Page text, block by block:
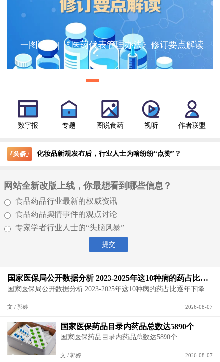
一图读懂 | 《医药代表管理办法》修订要点解读
数字报 专题 图说食药 视听 作者联盟
化妆品新规发布后，行业人士为啥纷纷“点赞”？
网站全新改版上线，你最想看到哪些信息？
食品药品行业最新的权威资讯
食品药品舆情事件的观点讨论
专家学者行业人士的“头脑风暴”
国家医保局公开数据分析 2023-2025年这10种病的药占比逐年下降
国家医保局公开数据分析 2023-2025年这10种病的药占比逐年下降
文 / 郭婷 2026-08-07
国家医保药品目录内药品总数达5890个
国家医保药品目录内药品总数达5890个
文 / 郭婷 2026-08-07